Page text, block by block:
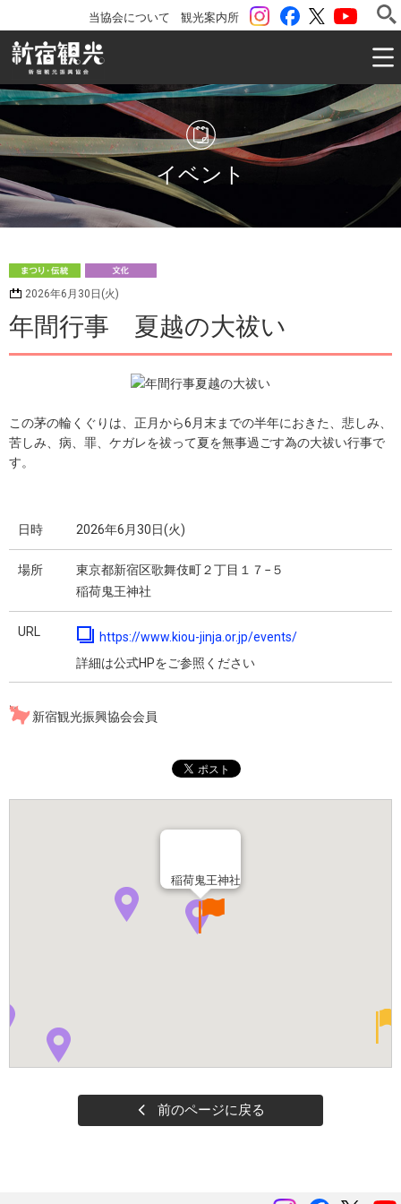
ツイッター
Facebook
instagram
観光案内所
当協会について
一般社団法人 新宿観光振興協会 Shinjuku
イベント
つり・伝統
化
2026年6月30日(火)
年間行事 夏越の大祓い
この茅の輪くぐりは、正月から6月末までの半年におきた、悲しみ、
苦しみ、病、罪、ケガレを祓って夏を無事過ごす為の大祓い行事で
す。
日時 2026年6月30日(火)
場所
東京都新宿区歌舞伎町２丁目１７−５
稲荷鬼王神社
URL
https://www.kiou-jinja.or.jp/events/
詳細は公式HPをご参照ください
新宿観光振興協会会員
稲荷鬼王神社
前のページに戻る